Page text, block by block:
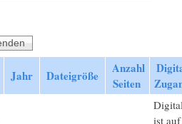
Jahr Dateigröße
Anzahl
Seiten
ist auf